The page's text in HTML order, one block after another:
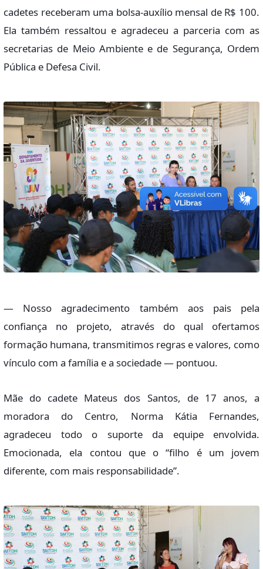
cadetes receberam uma bolsa-auxílio mensal de R$ 100.
Ela também ressaltou e agradeceu a parceria com as
secretarias de Meio Ambiente e de Segurança, Ordem
Pública e Defesa Civil.
— Nosso agradecimento também aos pais pela
confiança no projeto, através do qual ofertamos
formação humana, transmitimos regras e valores, como
vínculo com a família e a sociedade — pontuou.
Mãe do cadete Mateus dos Santos, de 17 anos, a
moradora do Centro, Norma Kátia Fernandes,
agradeceu todo o suporte da equipe envolvida.
Emocionada, ela contou que o “filho é um jovem
diferente, com mais responsabilidade”.